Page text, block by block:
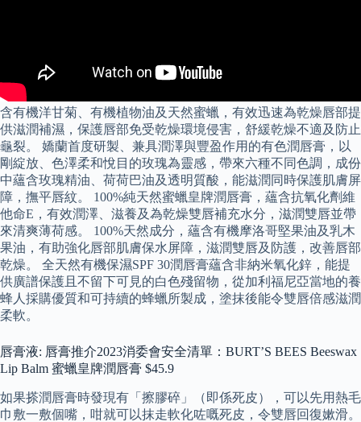
含有機洋甘菊、有機植物油及天然蜜蠟，有效迅速為乾燥唇部提
供滋潤補濕，保護唇部免受乾燥環境侵害，舒緩乾燥不適及防止
龜裂。 嬌蘭首度研製、兼具潤澤與豐盈作用的有色潤唇膏，以
剛綻放、色澤柔和悅目的玫瑰為靈感，帶來六種不同色調，成份
中蘊含玫瑰精油、荷荷巴油及透明質酸，能滋潤同時保護肌膚屏
障，撫平唇紋。 100%純天然蜜蠟皇牌潤唇膏，蘊含抗氧化劑維
他命E，有效潤澤、滋養及為乾燥雙唇補充水分，滋潤雙唇並帶
來清爽薄荷感。 100%天然成分，蘊含有機摩洛哥堅果油及乳木
果油，有助強化唇部肌膚保水屏障，滋潤雙唇及防護，改善唇部
乾燥。 全天然有機保濕SPF 30潤唇膏蘊含非納米氧化鋅，能提
供廣譜保護且不留下可見的白色殘留物，從加利福尼亞當地的養
蜂人採購優質和可持續的蜂蠟所製成，塗抹後能令雙唇倍感滋潤
柔軟。
唇膏液: 唇膏推介2023消委會安全清單：BURT’S BEES Beeswax
Lip Balm 蜜蠟皇牌潤唇膏 $45.9
如果搽潤唇膏時發現有「擦膠碎」（即係死皮），可以先用熱毛
巾敷一敷個嘴，咁就可以抹走軟化咗嘅死皮，令雙唇回復嫰滑。